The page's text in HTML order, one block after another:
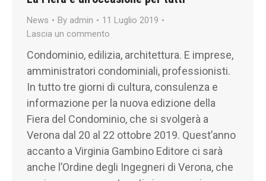
News By admin
11 Luglio 2019
Lascia un commento
Condominio, edilizia, architettura. E imprese,
amministratori condominiali, professionisti.
In tutto tre giorni di cultura, consulenza e
informazione per la nuova edizione della
Fiera del Condominio, che si svolgerà a
Verona dal 20 al 22 ottobre 2019. Quest’anno
accanto a Virginia Gambino Editore ci sarà
anche l’Ordine degli Ingegneri di Verona, che